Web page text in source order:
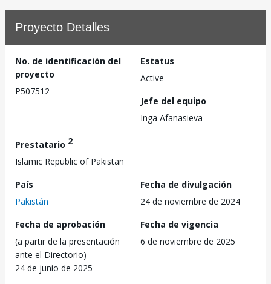
Proyecto Detalles
No. de identificación del
proyecto
P507512
Estatus
Active
Jefe del equipo
Inga Afanasieva
Prestatario 2
Islamic Republic of Pakistan
País
Pakistán
Fecha de divulgación
24 de noviembre de 2024
Fecha de aprobación
(a partir de la presentación
ante el Directorio)
24 de junio de 2025
Fecha de vigencia
6 de noviembre de 2025